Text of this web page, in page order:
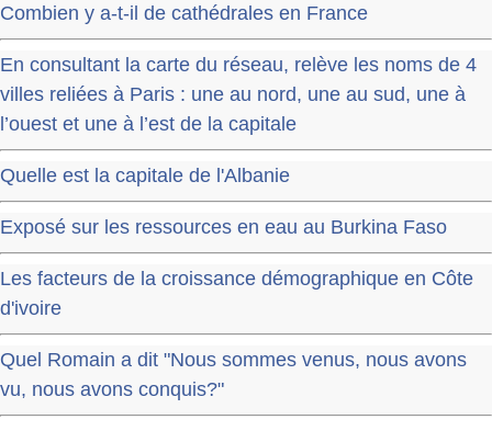
Combien y a-t-il de cathédrales en France
En consultant la carte du réseau, relève les noms de 4
villes reliées à Paris : une au nord, une au sud, une à
l’ouest et une à l’est de la capitale
Quelle est la capitale de l'Albanie
Exposé sur les ressources en eau au Burkina Faso
Les facteurs de la croissance démographique en Côte
d'ivoire
Quel Romain a dit "Nous sommes venus, nous avons
vu, nous avons conquis?"